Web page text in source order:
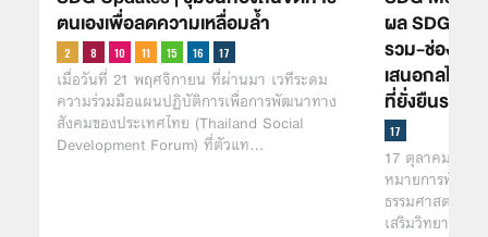
ตนเองเพื่อลดความเหลื่อมล้ำ
เมื่อวันที่ 21 พฤศจิกายน ที่ผ่านมา เวทีระดม
ความร่วมมือแผนปฏิบัติการเพื่อการพัฒนาทาง
สังคมของประเทศไทย (Thailand Social
Development Forum) ที่ตัวแท…
ผล SDG
รวม-ช่องว่า
เสนอกลไก
ที่ยั่งยืนระดั
17 ตุลาคม
หมายการพัฒน
ธรรมศาสตร์ ร่
เสริมวิทยาศาส